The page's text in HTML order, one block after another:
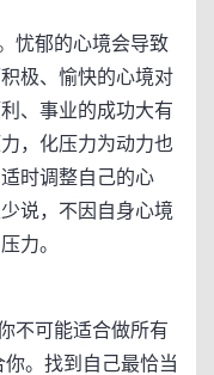
忧郁的心境会导致
极、愉快的心境对
、事业的成功大有
，化压力为动力也
时调整自己的心
说，不因自身心境
力。
可能适合做所有
。找到自己最恰当